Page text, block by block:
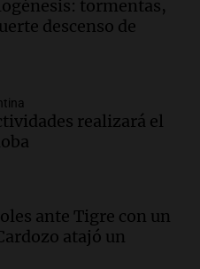
Park tras
falta de nieve
Rosario piden por la
rematador
no
con la gente”
tormentas,
descenso de
realizará el
ante Tigre con un
atajó un